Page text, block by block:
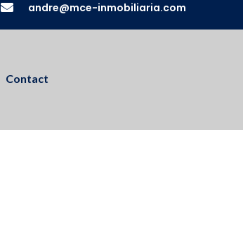
 andre@mce-inmobiliaria.com
Contact